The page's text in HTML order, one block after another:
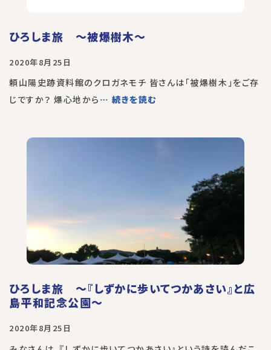
ひろしま旅 〜被爆樹木〜
2020年8月25日
頼山陽史跡資料館のクロガネモチ 皆さんは「被爆樹木」をご存
じですか？ 爆心地から … 続きを読む
ひろしま旅 〜『しずかに歩いてつかあさい』と広
島平和記念公園〜
2020年8月25日